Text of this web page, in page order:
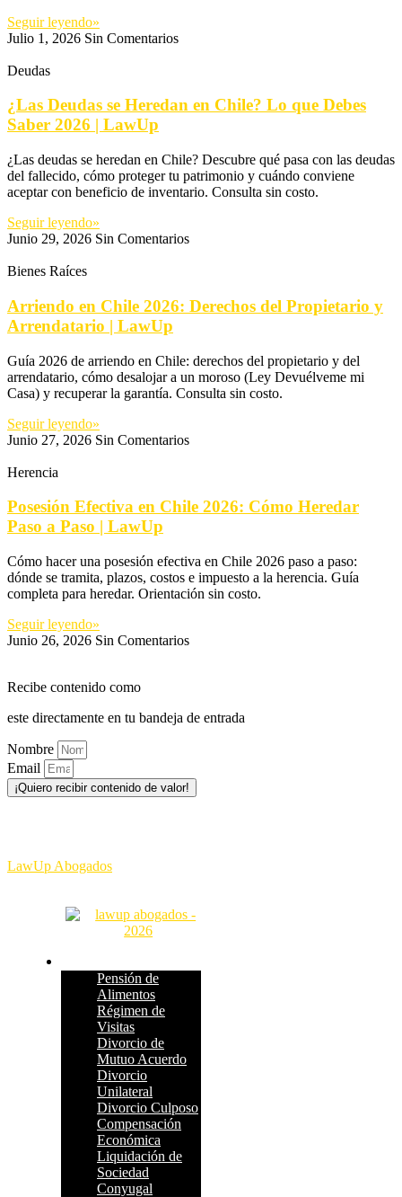
Seguir leyendo»
Julio 1, 2026 Sin Comentarios
Deudas
¿Las Deudas se Heredan en Chile? Lo que Debes
Saber 2026 | LawUp
¿Las deudas se heredan en Chile? Descubre qué pasa con las deudas
del fallecido, cómo proteger tu patrimonio y cuándo conviene
aceptar con beneficio de inventario. Consulta sin costo.
Seguir leyendo»
Junio 29, 2026 Sin Comentarios
Bienes Raíces
Arriendo en Chile 2026: Derechos del Propietario y
Arrendatario | LawUp
Guía 2026 de arriendo en Chile: derechos del propietario y del
arrendatario, cómo desalojar a un moroso (Ley Devuélveme mi
Casa) y recuperar la garantía. Consulta sin costo.
Seguir leyendo»
Junio 27, 2026 Sin Comentarios
Herencia
Posesión Efectiva en Chile 2026: Cómo Heredar
Paso a Paso | LawUp
Cómo hacer una posesión efectiva en Chile 2026 paso a paso:
dónde se tramita, plazos, costos e impuesto a la herencia. Guía
completa para heredar. Orientación sin costo.
Seguir leyendo»
Junio 26, 2026 Sin Comentarios
Recibe contenido como
este directamente en tu bandeja de entrada
Nombre
Email
¡Quiero recibir contenido de valor!
LawUp Abogados
Pensión de
Alimentos
Régimen de
Visitas
Divorcio de
Mutuo Acuerdo
Divorcio
Unilateral
Divorcio Culposo
Compensación
Económica
Liquidación de
Sociedad
Conyugal